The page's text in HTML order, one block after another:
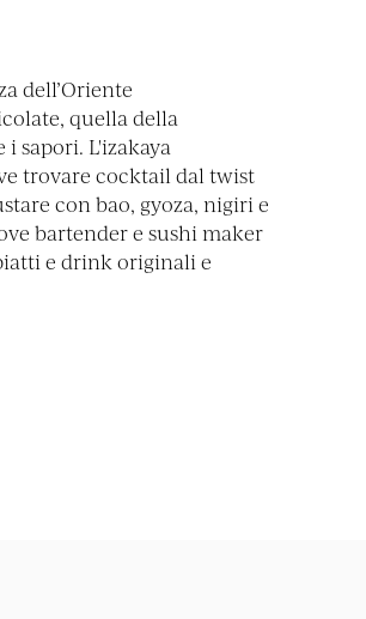
dell’Oriente
quella della
sapori. L'izakaya
trovare cocktail dal twist
con bao, gyoza, nigiri e
bartender e sushi maker
e drink originali e